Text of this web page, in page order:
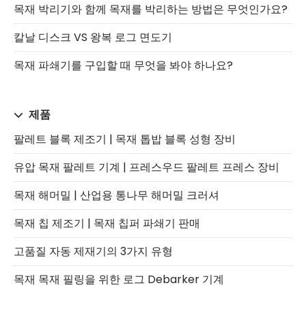
목재 박리기와 함께 목재를 박리하는 방법은 무엇인가요?
칼날 디스크 VS 왕복 로그 면도기
목재 파쇄기를 구입할 때 무엇을 봐야 하나요?
제품
팔레트 블록 제조기 | 목재 톱밥 블록 성형 장비
유압 목재 팔레트 기계 | 프레스우드 팔레트 프레스 장비
목재 해머밀 | 산업용 통나무 해머밀 크러셔
목재 칩 제조기 | 목재 칩퍼 파쇄기 판매
고품질 자동 제재기의 3가지 유형
목재 목재 필링을 위한 로그 Debarker 기계